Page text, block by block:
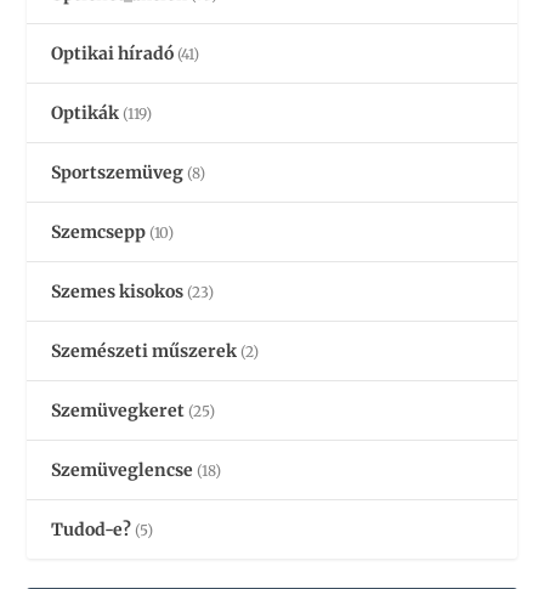
Optikai híradó (41)
Optikák (119)
Sportszemüveg (8)
Szemcsepp (10)
Szemes kisokos (23)
Szemészeti műszerek (2)
Szemüvegkeret (25)
Szemüveglencse (18)
Tudod-e? (5)